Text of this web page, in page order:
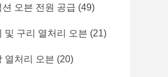
션 오븐 전원 공급 (49)
및 구리 열처리 오븐 (21)
열처리 오븐 (20)